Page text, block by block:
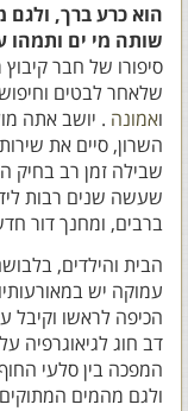
הוא כרע ברך,
שותה מי ים ותמהו
סיפורו של חבר
שלאחר לבטים
ואמונה . יושב אתה
השרון, סיים את
שבילה זמן רב בחיק
שעשה שנים רבות
ברבים, ומחנך דור
הבית והילדים,
עמוקה יש
הכיפה לראשו וקיבל
דב חוג לגיאוגרפיה
המפכה בין סלעי
ולגם מהמים